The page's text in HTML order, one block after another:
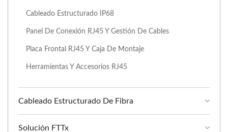
Cableado Estructurado IP68
Panel De Conexión RJ45 Y Gestión De Cables
Placa Frontal RJ45 Y Caja De Montaje
Herramientas Y Accesorios RJ45
Cableado Estructurado De Fibra
Solución FTTx